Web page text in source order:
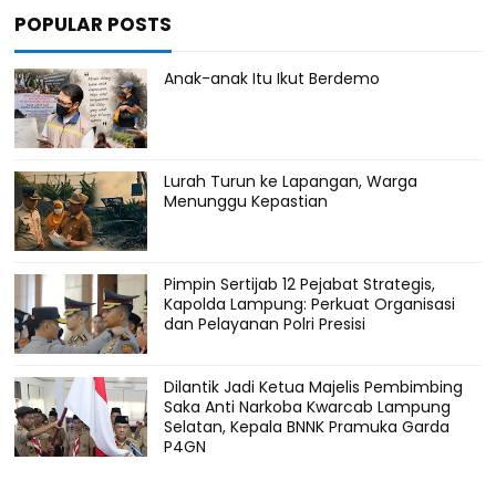
POPULAR POSTS
Anak-anak Itu Ikut Berdemo
Lurah Turun ke Lapangan, Warga
Menunggu Kepastian
Pimpin Sertijab 12 Pejabat Strategis,
Kapolda Lampung: Perkuat Organisasi
dan Pelayanan Polri Presisi
Dilantik Jadi Ketua Majelis Pembimbing
Saka Anti Narkoba Kwarcab Lampung
Selatan, Kepala BNNK Pramuka Garda
P4GN